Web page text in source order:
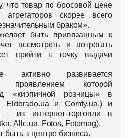
что товар по бросовой цене
скорее всего
браком».
быть привязанным к
посмотреть и потрогать
прийти в точку выдачи
развивается
проявлением которой
«кирпичной розницы» в
и Comfy.ua.) и
из интернет-торговли в
Allo.ua, Fotos, Fotomag).
быть в центре бизнеса.